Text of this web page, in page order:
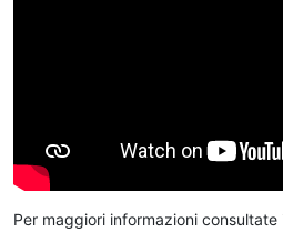
Per maggiori informazioni consultate